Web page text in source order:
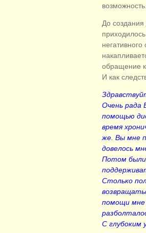
возможность.
До
обращение
И как
Очень рада
помощью
время
же. Вы мне
довелось
Потом были
Столько
помощи мне
С глубоким